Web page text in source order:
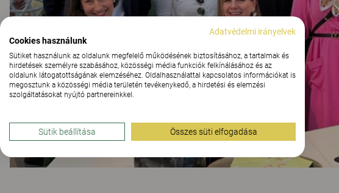
Adatvédelmi irányelvek
Cookies használunk
Sütiket használunk az oldalunk megfelelő működésének biztosításához, a tartalmak és
hirdetések személyre szabásához, közösségi média funkciók felkínálásához és az
oldalunk látogatottságának elemzéséhez. Oldalhasználattal kapcsolatos információkat is
megosztunk a közösségi média területén tevékenykedő, a hirdetési és elemzési
szolgáltatásokat nyújtó partnereinkkel.
Sütik beállítása Összes süti elfogadása